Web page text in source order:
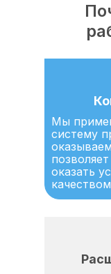
Мы
систему
оказать
качеством